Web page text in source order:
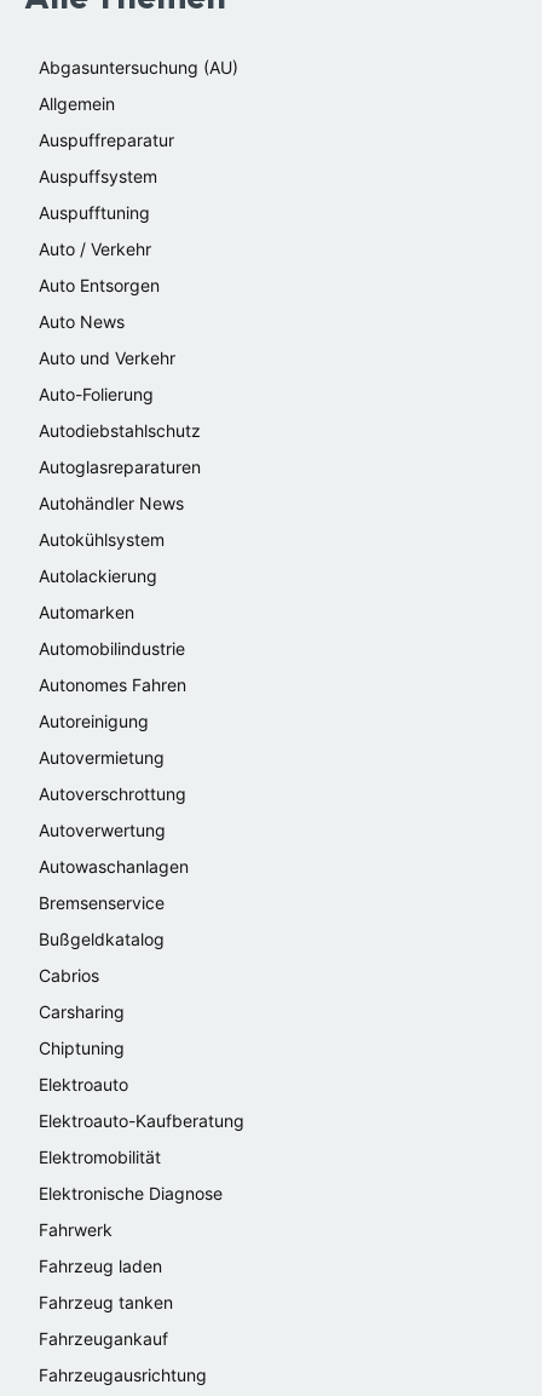
Abgasuntersuchung (AU)
Allgemein
Auspuffreparatur
Auspuffsystem
Auspufftuning
Auto / Verkehr
Auto Entsorgen
Auto News
Auto und Verkehr
Auto-Folierung
Autodiebstahlschutz
Autoglasreparaturen
Autohändler News
Autokühlsystem
Autolackierung
Automarken
Automobilindustrie
Autonomes Fahren
Autoreinigung
Autovermietung
Autoverschrottung
Autoverwertung
Autowaschanlagen
Bremsenservice
Bußgeldkatalog
Cabrios
Carsharing
Chiptuning
Elektroauto
Elektroauto-Kaufberatung
Elektromobilität
Elektronische Diagnose
Fahrwerk
Fahrzeug laden
Fahrzeug tanken
Fahrzeugankauf
Fahrzeugausrichtung